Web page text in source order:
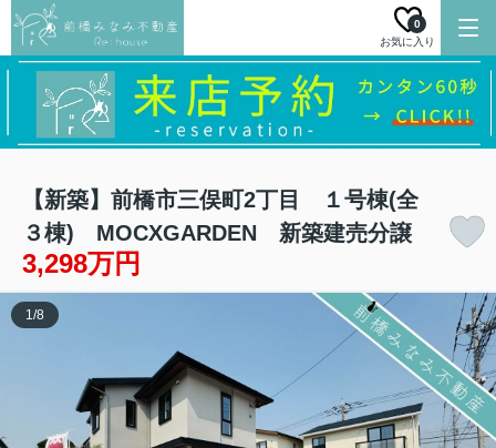
お気に入り
0
【新築】前橋市三俣町2丁目 １号棟(全
３棟) MOCXGARDEN 新築建売分譲
3,298万円
1/8